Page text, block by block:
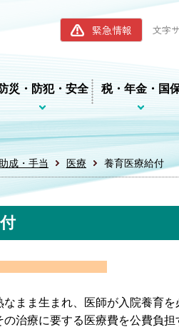
筑西市ホームページ
緊急情報 文字
防災・防犯・安全 税・年金・国
助成・手当 医療 養育医療給付
付とは
まま生まれ、医師が入院養育
治療に要する医療費を公費負担